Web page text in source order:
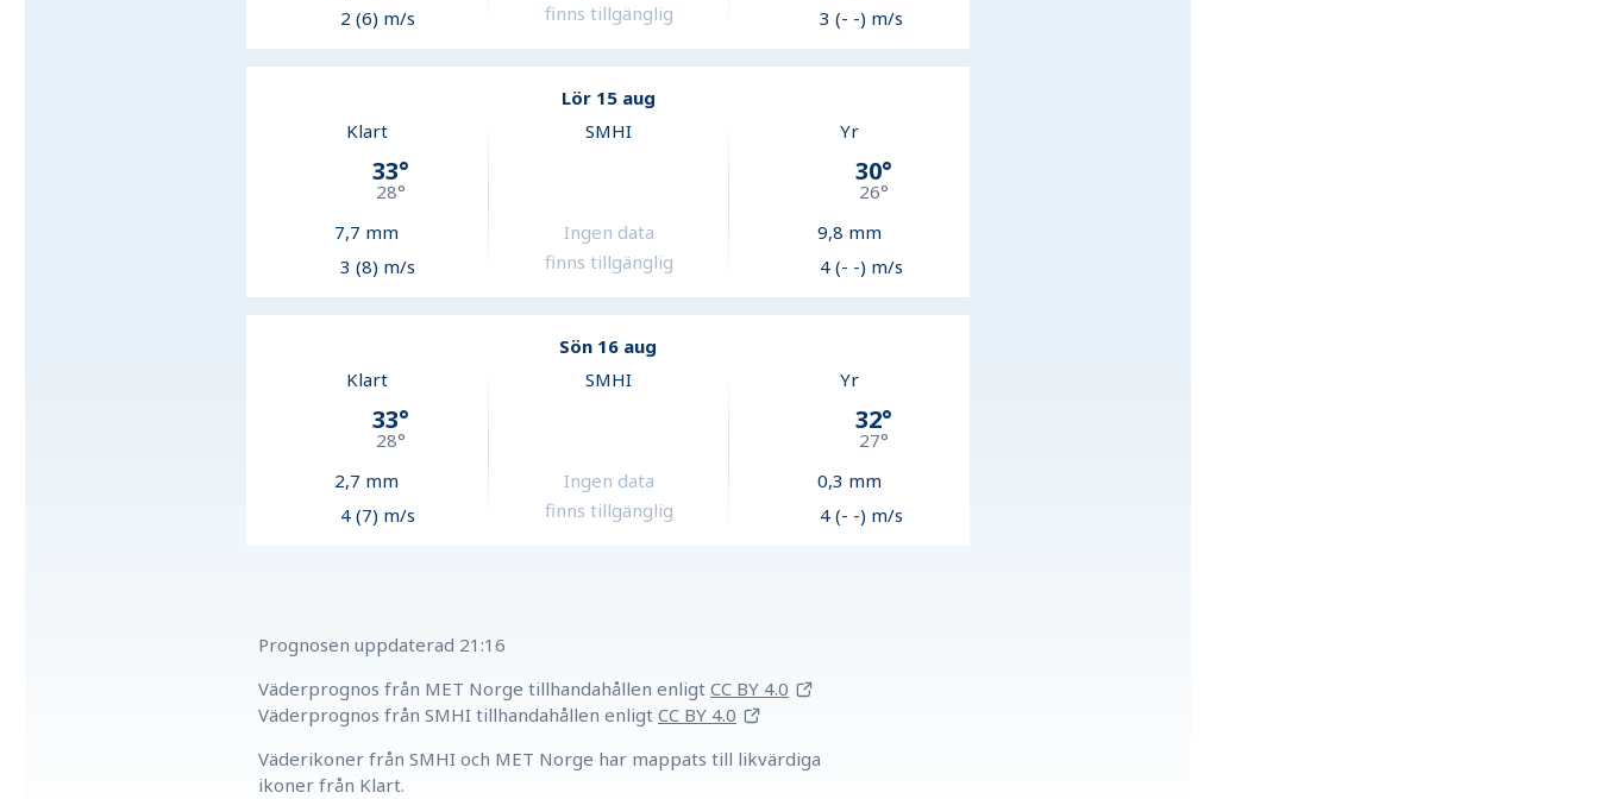
2 (6) m/s
finns tillgänglig
3 (- -) m/s
Lör 15 aug
Klart
33°
28°
7,7 mm
3 (8) m/s
SMHI
Ingen data
finns tillgänglig
Yr
30°
26°
9,8 mm
4 (- -) m/s
Sön 16 aug
Klart
33°
28°
2,7 mm
4 (7) m/s
SMHI
Ingen data
finns tillgänglig
Yr
32°
27°
0,3 mm
4 (- -) m/s
Prognosen uppdaterad 21:16
Väderprognos från MET Norge tillhandahållen enligt CC BY 4.0
Väderprognos från SMHI tillhandahållen enligt CC BY 4.0
Väderikoner från SMHI och MET Norge har mappats till likvärdiga
ikoner från Klart.